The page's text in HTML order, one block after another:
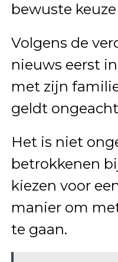
bewuste keuze
Volgens de
nieuws eerst
met zijn
geldt
Het is niet
betrokkenen
kiezen voor
manier om
te gaan.